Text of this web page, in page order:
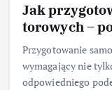
Jak
torowych –
Przygotowanie
wymagający nie
odpowiedniego